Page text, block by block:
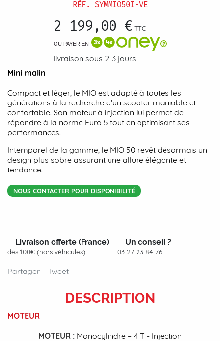
RÉF. SYMMIO50I-VE
2 199,00 € TTC
OU PAYER EN
livraison sous 2-3 jours
Mini malin
Compact et léger, le MIO est adapté à toutes les
générations à la recherche d'un scooter maniable et
confortable. Son moteur à injection lui permet de
répondre à la norme Euro 5 tout en optimisant ses
performances.
Intemporel de la gamme, le MIO 50 revêt désormais un
design plus sobre assurant une allure élégante et
tendance.
NOUS CONTACTER POUR DISPONIBILITÉ
Livraison offerte (France)
dès 100€ (hors véhicules)
Un conseil ?
03 27 23 84 76
Partager Tweet
DESCRIPTION
MOTEUR
MOTEUR : Monocylindre – 4 T - Injection